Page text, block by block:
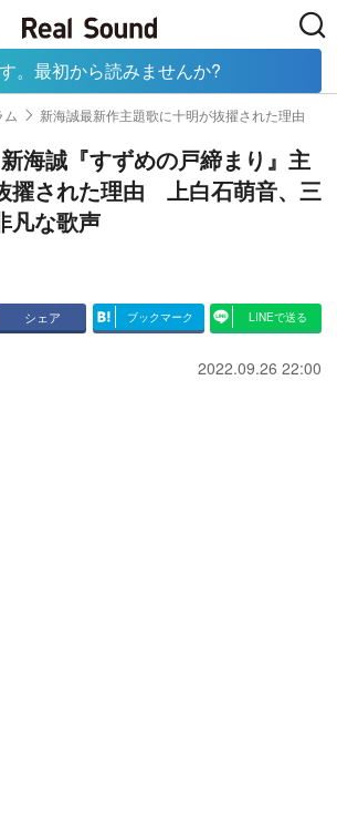
MOVIE TECH
ム 新海誠最新作主題歌に十明が抜擢された理由
海誠『すずめの戸締まり』主
擢された理由 上白石萌音、三
凡な歌声
シェア ブックマーク LINEで送る
2022.09.26 22:00
。最初から読みませんか?